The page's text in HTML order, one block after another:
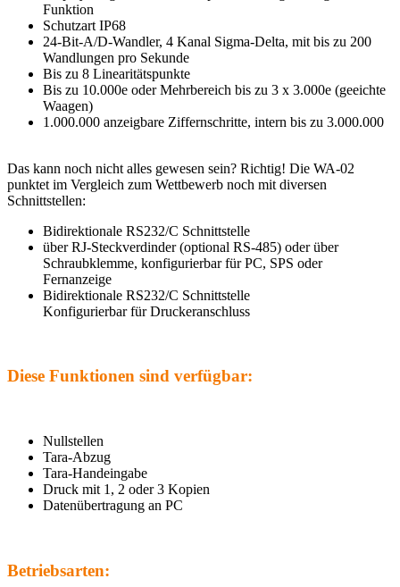
Funktion
Schutzart IP68
24-Bit-A/D-Wandler, 4 Kanal Sigma-Delta, mit bis zu 200
Wandlungen pro Sekunde
Bis zu 8 Linearitätspunkte
Bis zu 10.000e oder Mehrbereich bis zu 3 x 3.000e (geeichte
Waagen)
1.000.000 anzeigbare Ziffernschritte, intern bis zu 3.000.000
Das kann noch nicht alles gewesen sein? Richtig! Die WA-02
punktet im Vergleich zum Wettbewerb noch mit diversen
Schnittstellen:
Bidirektionale RS232/C Schnittstelle
über RJ-Steckverdinder (optional RS-485) oder über
Schraubklemme, konfigurierbar für PC, SPS oder
Fernanzeige
Bidirektionale RS232/C Schnittstelle
Konfigurierbar für Druckeranschluss
Diese Funktionen sind verfügbar:
Nullstellen
Tara-Abzug
Tara-Handeingabe
Druck mit 1, 2 oder 3 Kopien
Datenübertragung an PC
Betriebsarten: